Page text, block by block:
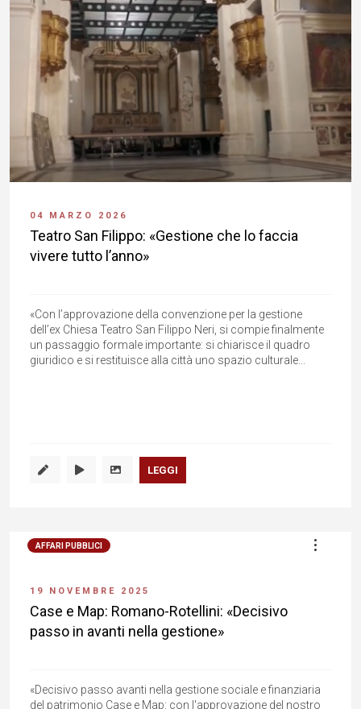
04 MARZO 2026
Teatro San Filippo: «Gestione che lo faccia
vivere tutto l’anno»
«Con l’approvazione della convenzione per la gestione
dell’ex Chiesa Teatro San Filippo Neri, si compie finalmente
un passaggio formale importante: si chiarisce il quadro
giuridico e si restituisce alla città uno spazio culturale...
LEGGI
AFFARI PUBBLICI
19 NOVEMBRE 2025
Case e Map: Romano-Rotellini: «Decisivo
passo in avanti nella gestione»
«Decisivo passo avanti nella gestione sociale e finanziaria
del patrimonio Case e Map: con l'approvazione del nostro